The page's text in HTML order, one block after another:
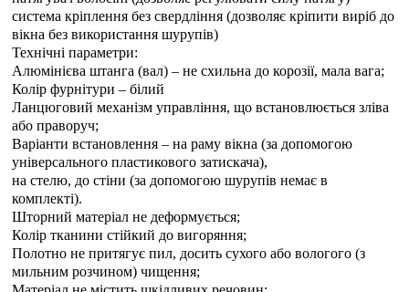
система кріплення без свердління (дозволяє кріпити виріб до
вікна без використання шурупів)
Технічні параметри:
Алюмінієва штанга (вал) – не схильна до корозії, мала вага;
Колір фурнітури – білий
Ланцюговий механізм управління, що встановлюється зліва
або праворуч;
Варіанти встановлення – на раму вікна (за допомогою
універсального пластикового затискача),
на стелю, до стіни (за допомогою шурупів немає в
комплекті).
Шторний матеріал не деформується;
Колір тканини стійкий до вигоряння;
Полотно не притягує пил, досить сухого або вологого (з
мильним розчином) чищення;